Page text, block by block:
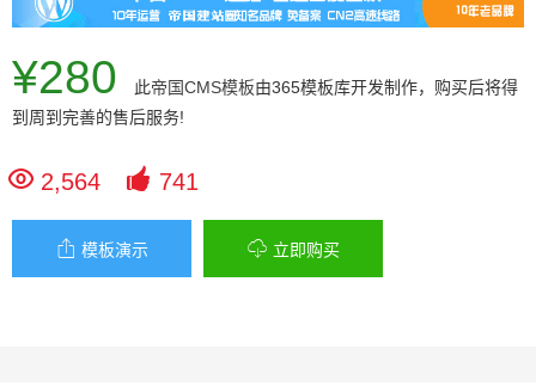
¥280 此帝国CMS模板由365模板库开发制作，购买后将得
到周到完善的售后服务!
 2,564  741
 模板演示  立即购买